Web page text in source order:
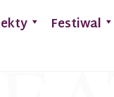
Festiwal